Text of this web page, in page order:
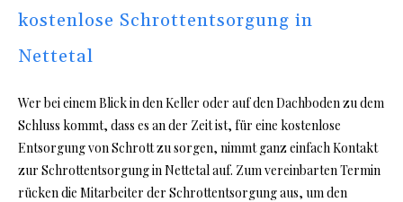
kostenlose Schrottentsorgung in
Nettetal
Wer bei einem Blick in den Keller oder auf den Dachboden zu dem
Schluss kommt, dass es an der Zeit ist, für eine kostenlose
Entsorgung von Schrott zu sorgen, nimmt ganz einfach Kontakt
zur Schrottentsorgung in Nettetal auf. Zum vereinbarten Termin
rücken die Mitarbeiter der Schrottentsorgung aus, um den